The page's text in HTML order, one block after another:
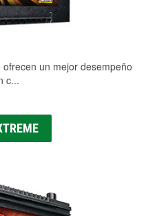
un mejor desempeño
c...